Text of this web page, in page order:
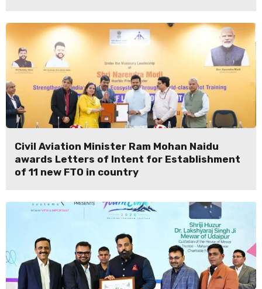
Civil Aviation Minister Ram Mohan Naidu
awards Letters of Intent for Establishment
of 11 new FTO in country